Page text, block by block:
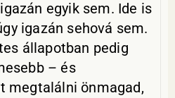
egyik sem. Ide is
igazán sehová sem.
állapotban pedig
– és
megtalálni önmagad,